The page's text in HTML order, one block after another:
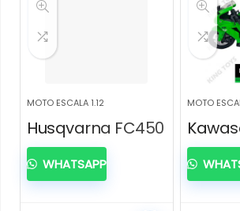
MOTO ESCALA 1.12
Husqvarna FC450
WHATSAPP
MOTO